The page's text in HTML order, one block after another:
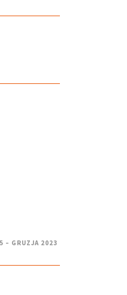
– GRUZJA 2023